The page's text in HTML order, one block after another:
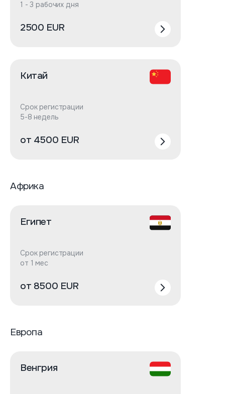
1 - 3 рабочих дня
2500 EUR
Китай
Срок регистрации
5-8 недель
от 4500 EUR
Африка
Египет
Срок регистрации
от 1 мес
от 8500 EUR
Европа
Венгрия